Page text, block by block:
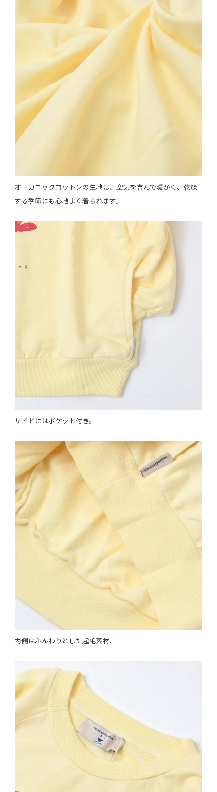
オーガニックコットンの生地は、空気を含んで暖かく、乾燥
する季節にも心地よく着られます。
サイドにはポケット付き。
内側はふんわりとした起毛素材、